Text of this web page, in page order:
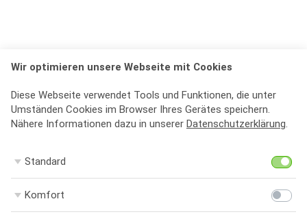
Wir optimieren unsere Webseite mit Cookies
Diese Webseite verwendet Tools und Funktionen, die unter
Umständen Cookies im Browser Ihres Gerätes speichern.
Nähere Informationen dazu in unserer Datenschutzerklärung.
Standard
Komfort